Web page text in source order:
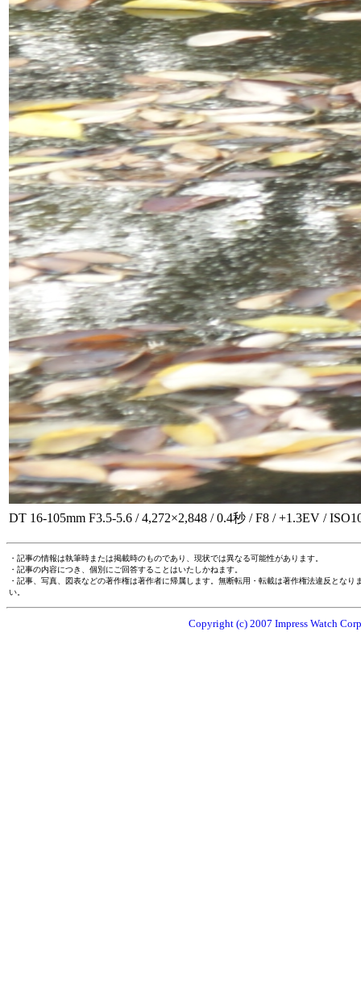
DT 16-105mm F3.5-5.6 / 4,272×2,848 / 0.4秒 / F8 / +1.3EV /
・記事の情報は執筆時または掲載時のものであり、現状では異なる可能性があります。
・記事の内容につき、個別にご回答することはいたしかねます。
・記事、写真、図表などの著作権は著作者に帰属します。無断転用・転載は著作権法違反とな
い。
Copyright (c) 2007 Impress Watch